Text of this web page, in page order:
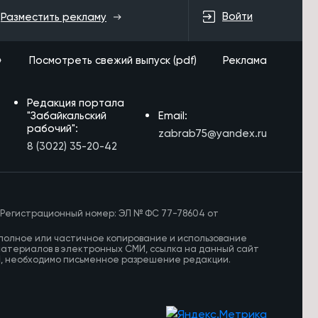
Разместить рекламу Войти
Посмотреть свежий выпуск (pdf) Реклама
Редакция портала
"Забайкальский
рабочий":
8 (3022) 35-20-42
Email:
zabrab75@yandex.ru
Регистрационный номер: ЭЛ № ФС 77-78604 от
или частичное копирование и использование
в электронных СМИ, ссылка на данный сайт
необходимо письменное разрешение редакции.